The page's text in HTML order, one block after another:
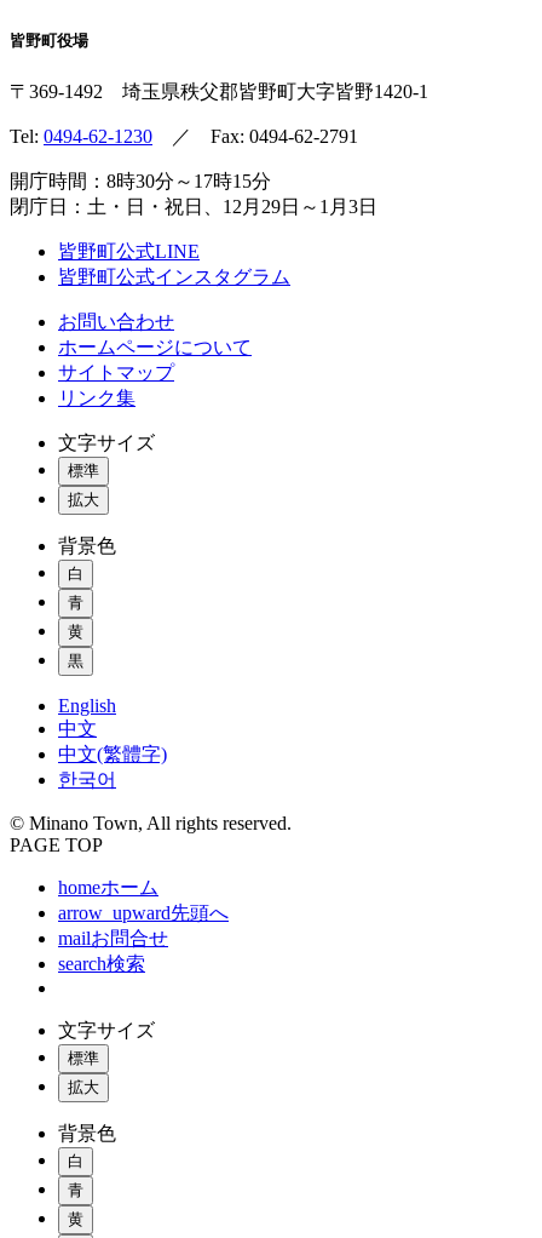
皆野町役場
〒369-1492 埼玉県秩父郡皆野町大字皆野1420-1
Tel: 0494-62-1230 ／ Fax: 0494-62-2791
開庁時間：8時30分～17時15分
閉庁日：土・日・祝日、12月29日～1月3日
皆野町公式LINE
皆野町公式インスタグラム
お問い合わせ
ホームページについて
サイトマップ
リンク集
文字サイズ
標準
拡大
背景色
白
青
黄
黒
English
中文
中文(繁體字)
한국어
© Minano Town, All rights reserved.
PAGE TOP
homeホーム
arrow_upward先頭へ
mailお問合せ
search検索
文字サイズ
標準
拡大
背景色
白
青
黄